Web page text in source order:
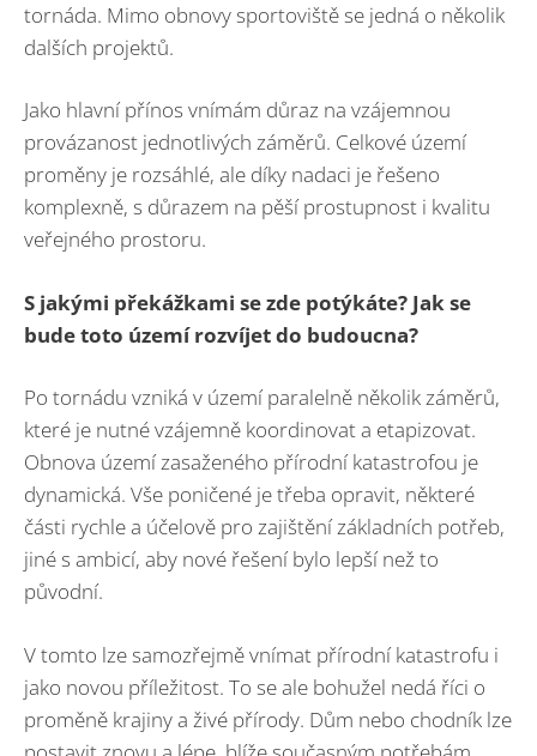
tornáda. Mimo obnovy sportoviště se jedná o několik
dalších projektů.
Jako hlavní přínos vnímám důraz na vzájemnou
provázanost jednotlivých záměrů. Celkové území
proměny je rozsáhlé, ale díky nadaci je řešeno
komplexně, s důrazem na pěší prostupnost i kvalitu
veřejného prostoru.
S jakými překážkami se zde potýkáte? Jak se
bude toto území rozvíjet do budoucna?
Po tornádu vzniká v území paralelně několik záměrů,
které je nutné vzájemně koordinovat a etapizovat.
Obnova území zasaženého přírodní katastrofou je
dynamická. Vše poničené je třeba opravit, některé
části rychle a účelově pro zajištění základních potřeb,
jiné s ambicí, aby nové řešení bylo lepší než to
původní.
V tomto lze samozřejmě vnímat přírodní katastrofu i
jako novou příležitost. To se ale bohužel nedá říci o
proměně krajiny a živé přírody. Dům nebo chodník lze